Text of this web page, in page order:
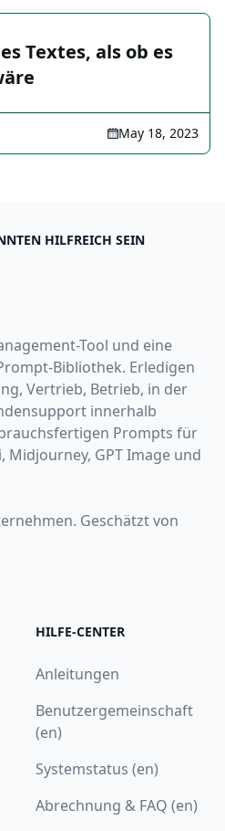
Textes, als ob es
May 18, 2023
HILFREICH SEIN
Tool und eine
Bibliothek. Erledigen
Vertrieb, Betrieb, in der
innerhalb
Prompts für
Midjourney, GPT Image und
Geschätzt von
HILFE-CENTER
Anleitungen
Benutzergemeinschaft
(en)
Systemstatus (en)
Abrechnung & FAQ (en)